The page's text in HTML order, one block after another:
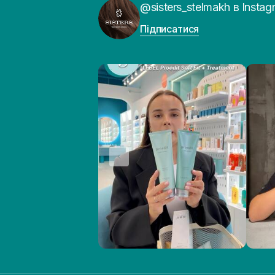
@sisters_stelmakh в
Підписатися